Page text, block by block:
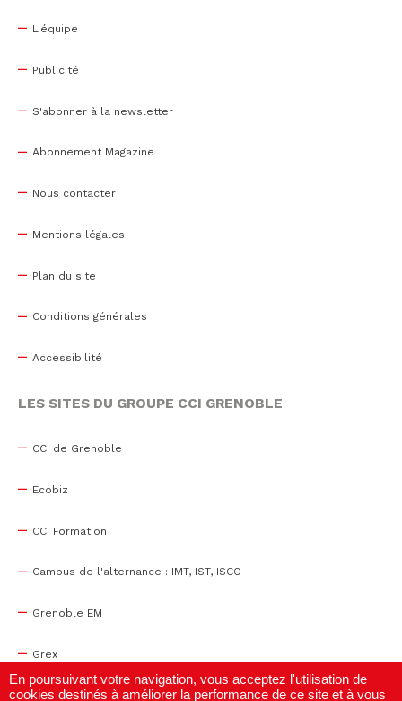
L'équipe
Publicité
S'abonner à la newsletter
Abonnement Magazine
Nous contacter
Mentions légales
Plan du site
Conditions générales
Accessibilité
LES SITES DU GROUPE CCI GRENOBLE
CCI de Grenoble
Ecobiz
CCI Formation
Campus de l'alternance : IMT, IST, ISCO
Grenoble EM
Grex
WTC Grenoble
En poursuivant votre navigation, vous acceptez l'utilisation de
cookies destinés à améliorer la performance de ce site et à vous